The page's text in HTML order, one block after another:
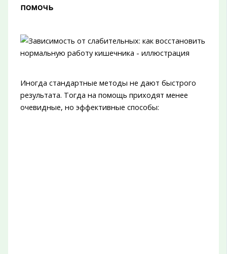
помочь
Иногда стандартные методы не дают быстрого
результата. Тогда на помощь приходят менее
очевидные, но эффективные способы: